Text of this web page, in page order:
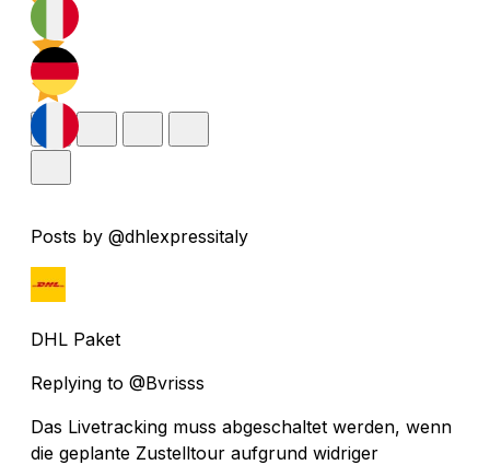
Posts by @dhlexpressitaly
DHL Paket
Replying to @Bvrisss
Das Livetracking muss abgeschaltet werden, wenn
die geplante Zustelltour aufgrund widriger